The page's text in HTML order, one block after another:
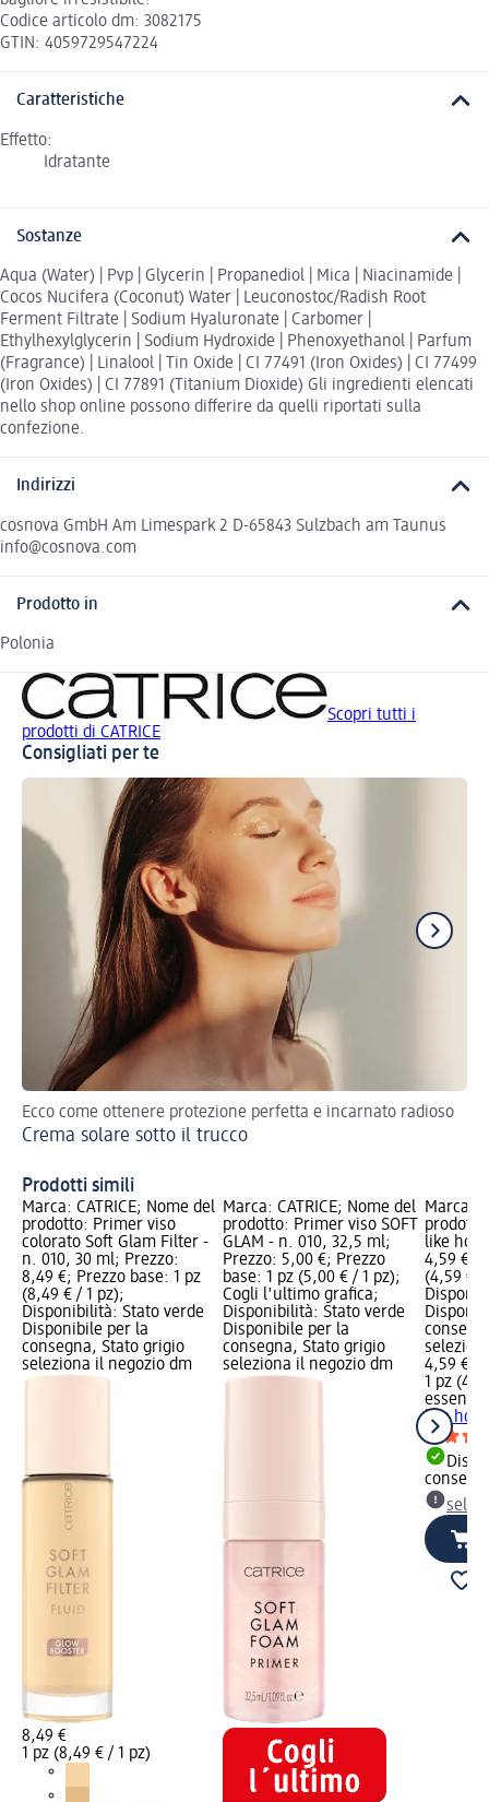
Codice articolo dm: 3082175
GTIN: 4059729547224
Caratteristiche
Effetto:
Idratante
Sostanze
Aqua (Water) | Pvp | Glycerin | Propanediol | Mica | Niacinamide |
Cocos Nucifera (Coconut) Water | Leuconostoc/Radish Root
Ferment Filtrate | Sodium Hyaluronate | Carbomer |
Ethylhexylglycerin | Sodium Hydroxide | Phenoxyethanol | Parfum
(Fragrance) | Linalool | Tin Oxide | CI 77491 (Iron Oxides) | CI 77499
(Iron Oxides) | CI 77891 (Titanium Dioxide) Gli ingredienti elencati
nello shop online possono differire da quelli riportati sulla
confezione.
Indirizzi
cosnova GmbH Am Limespark 2 D-65843 Sulzbach am Taunus
info@cosnova.com
Prodotto in
Polonia
Scopri tutti i
prodotti di CATRICE
Consigliati per te
Ecco come ottenere protezione perfetta e incarnato radioso
Crema solare sotto il trucco
Prodotti simili
Marca: CATRICE; Nome del
prodotto: Primer viso
colorato Soft Glam Filter -
n. 010, 30 ml; Prezzo:
8,49 €; Prezzo base: 1 pz
(8,49 € / 1 pz);
Disponibilità: Stato verde
Disponibile per la
consegna, Stato grigio
seleziona il negozio dm
8,49 €
1 pz (8,49 € / 1 pz)
Marca: CATRICE; Nome del
prodotto: Primer viso SOFT
GLAM - n. 010, 32,5 ml;
Prezzo: 5,00 €; Prezzo
base: 1 pz (5,00 € / 1 pz);
Cogli l'ultimo grafica;
Disponibilità: Stato verde
Disponibile per la
consegna, Stato grigio
seleziona il negozio dm
Marca:
like
4,59 €;
(4,59 € /
4,59 €
1 pz
essence
like